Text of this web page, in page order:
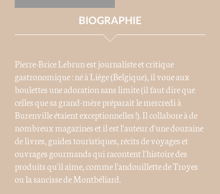
BIOGRAPHIE
Pierre-Brice Lebrun est journaliste et critique
gastronomique : né à Liège (Belgique), il voue aux
boulettes une adoration sans limite (il faut dire que
celles que sa grand-mère préparait le mercredi à
Burenville étaient exceptionnelles !). Il collabore à de
nombreux magazines et il est l'auteur d'une douzaine
de livres, guides touristiques, récits de voyages et
ouvrages gourmands qui racontent l'histoire des
produits qu'il aime, comme l'andouillette de Troyes
ou la saucisse de Montbéliard.